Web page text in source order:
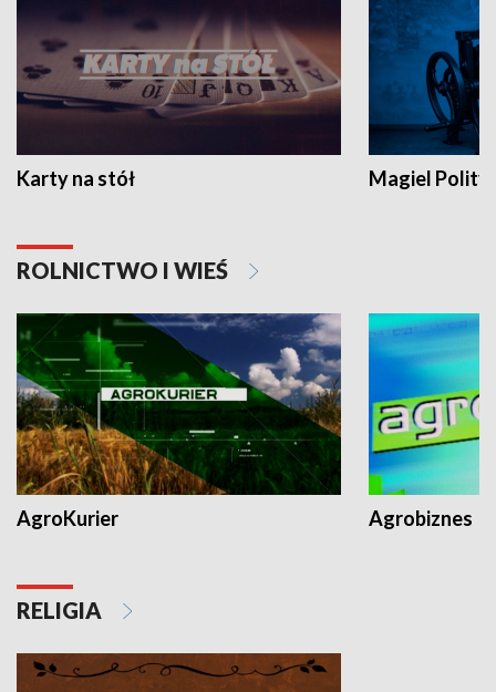
Karty na stół Magiel
ROLNICTWO I WIEŚ
AgroKurier Agrobiznes
RELIGIA